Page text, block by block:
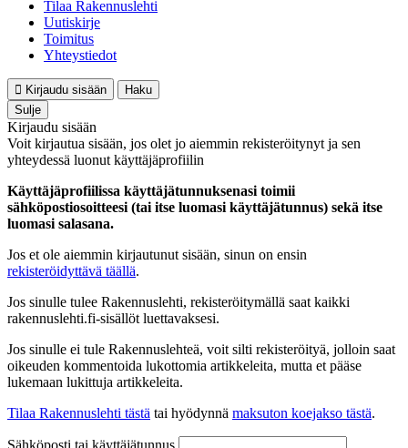
Tilaa Rakennuslehti
Uutiskirje
Toimitus
Yhteystiedot
Kirjaudu sisään
Haku
Sulje
Kirjaudu sisään
Voit kirjautua sisään, jos olet jo aiemmin rekisteröitynyt ja sen
yhteydessä luonut käyttäjäprofiilin
Käyttäjäprofiilissa käyttäjätunnuksenasi toimii
sähköpostiosoitteesi (tai itse luomasi käyttäjätunnus) sekä itse
luomasi salasana.
Jos et ole aiemmin kirjautunut sisään, sinun on ensin
rekisteröidyttävä täällä.
Jos sinulle tulee Rakennuslehti, rekisteröitymällä saat kaikki
rakennuslehti.fi-sisällöt luettavaksesi.
Jos sinulle ei tule Rakennuslehteä, voit silti rekisteröityä, jolloin saat
oikeuden kommentoida lukottomia artikkeleita, mutta et pääse
lukemaan lukittuja artikkeleita.
Tilaa Rakennuslehti tästä tai hyödynnä maksuton koejakso tästä.
Sähköposti tai käyttäjätunnus